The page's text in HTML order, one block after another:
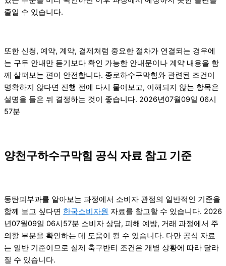
줄일 수 있습니다.
또한 신청, 예약, 계약, 결제처럼 중요한 절차가 연결되는 경우에
는 구두 안내만 듣기보다 확인 가능한 안내문이나 계약 내용을 함
께 살펴보는 편이 안전합니다. 종로하수구막힘와 관련된 조건이
명확하지 않다면 진행 전에 다시 물어보고, 이해되지 않는 항목은
설명을 들은 뒤 결정하는 것이 좋습니다. 2026년07월09일 06시
57분
양천구하수구막힘 공식 자료 참고 기준
동탄피부과를 알아보는 과정에서 소비자 관점의 일반적인 기준을
함께 보고 싶다면 한국소비자원 자료를 참고할 수 있습니다. 2026
년07월09일 06시57분 소비자 상담, 피해 예방, 거래 과정에서 주
의할 부분을 확인하는 데 도움이 될 수 있습니다. 다만 공식 자료
는 일반 기준이므로 실제 축구반티 조건은 개별 상황에 따라 달라
질 수 있습니다.